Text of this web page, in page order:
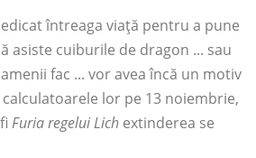
întreaga viață pentru a pune
asiste cuiburile de dragon ... sau
fac ... vor avea încă un motiv
lor pe 13 noiembrie,
Furia regelui Lich extinderea se